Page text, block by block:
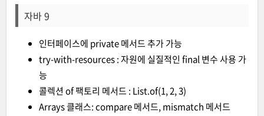
자바 9
인터페이스에 private 메서드 추가 가능
try-with-resources : 자원에 실질적인 final 변수 사용 가
능
콜렉션 of 팩토리 메서드 : List.of(1, 2, 3)
Arrays 클래스: compare 메서드, mismatch 메서드